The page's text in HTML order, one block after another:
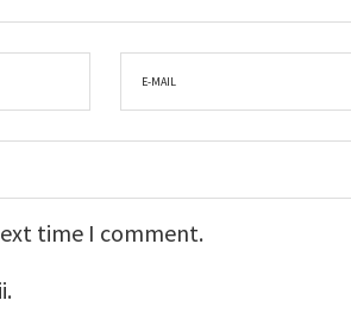
time I comment.